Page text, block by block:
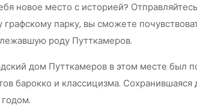
новое место с историей?
парку, вы сможете
роду Путткамеров.
дом Путткамеров в этом месте был
барокко и классицизма.